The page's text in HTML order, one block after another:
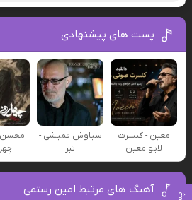
پست های پیشنهادی
معین - کنسرت
لایو معین
سیاوش قمیشی -
تبر
محسن
آهنگ های مرتبط امین رستمی